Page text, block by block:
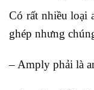
Có rất nhiều loại
ghép nhưng
– Amply phải là